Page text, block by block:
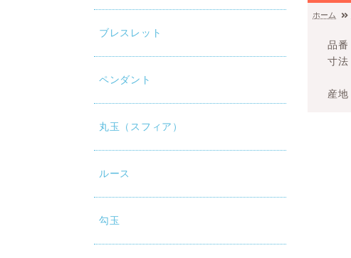
ブレスレット
ペンダント
丸玉（スフィア）
ルース
勾玉
ホーム
品番
寸法
産地